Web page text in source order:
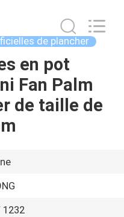
de plancher
en pot
Fan Palm
de taille de
1232